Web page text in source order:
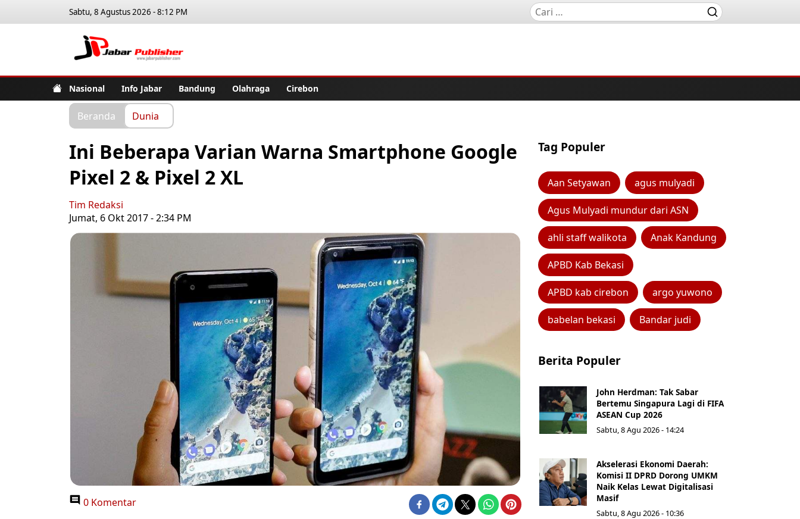
Sabtu, 8 Agustus 2026 - 8:12 PM
Nasional Info Jabar Bandung Olahraga Cirebon
Beranda Dunia
Ini Beberapa Varian Warna Smartphone Google
Pixel 2 & Pixel 2 XL
Tim Redaksi
Jumat, 6 Okt 2017 - 2:34 PM
0 Komentar
Tag Populer
Aan Setyawan agus mulyadi
Agus Mulyadi mundur dari ASN
ahli staff walikota Anak Kandung
APBD Kab Bekasi
APBD kab cirebon argo yuwono
babelan bekasi Bandar judi
Berita Populer
John Herdman: Tak Sabar
Bertemu Singapura Lagi di FIFA
ASEAN Cup 2026
Sabtu, 8 Agu 2026 - 14:24
Akselerasi Ekonomi Daerah:
Komisi II DPRD Dorong UMKM
Naik Kelas Lewat Digitalisasi
Masif
Sabtu, 8 Agu 2026 - 10:36